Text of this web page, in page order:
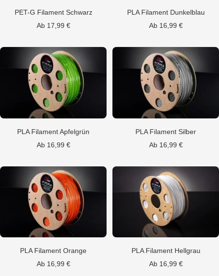
PET-G Filament Schwarz
Angebotspreis
Ab 17,99 €
PLA Filament Dunkelblau
Angebotspreis
Ab 16,99 €
PLA Filament Apfelgrün
Angebotspreis
Ab 16,99 €
PLA Filament Silber
Angebotspreis
Ab 16,99 €
PLA Filament Orange
Angebotspreis
Ab 16,99 €
PLA Filament Hellgrau
Angebotspreis
Ab 16,99 €